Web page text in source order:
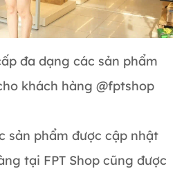
đa dạng các sản phẩm
khách hàng @fptshop
sản phẩm được cập nhật
tại FPT Shop cũng được